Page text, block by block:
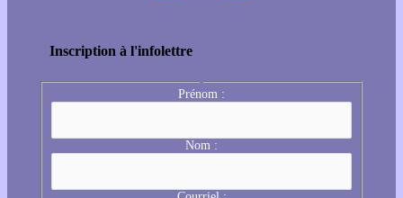
Inscription à l'infolettre
Prénom :
Nom :